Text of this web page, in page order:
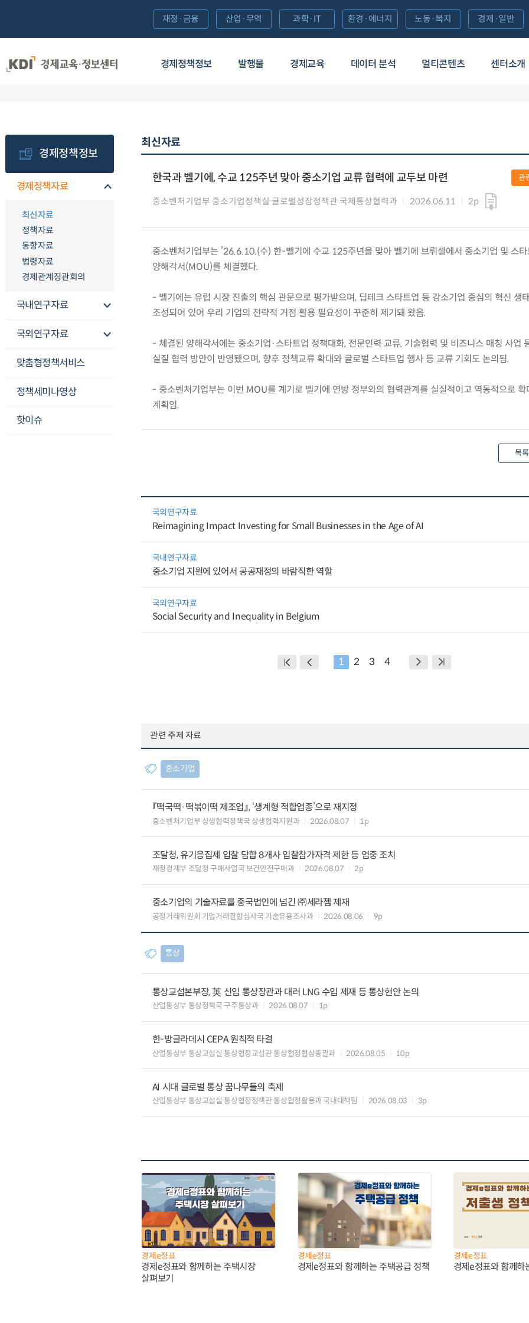
경제정책정보 발행물 경제교육 데이터 분석 멀티콘텐츠 센터소개
재정·금융 산업·무역 과학·IT 환경·에너지 노동·복지 경제·일반
경제정책정보
경제정책자료
최신자료
정책자료
동향자료
법령자료
경제관계장관회의
국내연구자료
국외연구자료
맞춤형정책서비스
정책세미나영상
핫이슈
최신자료
한국과 벨기에, 수교 125주년 맞아 중소기업 교류 협력에 교두보 마련
중소벤처기업부 중소기업정책실 글로벌성장정책관 국제통상협력과 2026.06.11 2p
관
중소벤처기업부는 ’26.6.10.(수) 한-벨기에 수교 125주년을 맞아 벨기에 브뤼셀에서 중소기업 및 스
양해각서(MOU)를 체결했다.
- 벨기에는 유럽 시장 진출의 핵심 관문으로 평가받으며, 딥테크 스타트업 등 강소기업 중심의 혁신 생
조성되어 있어 우리 기업의 전략적 거점 활용 필요성이 꾸준히 제기돼 왔음.
- 체결된 양해각서에는 중소기업·스타트업 정책대화, 전문인력 교류, 기술협력 및 비즈니스 매칭 사업
실질 협력 방안이 반영됐으며, 향후 정책교류 확대와 글로벌 스타트업 행사 등 교류 기회도 논의됨.
- 중소벤처기업부는 이번 MOU를 계기로 벨기에 연방 정부와의 협력관계를 실질적이고 역동적으로 확
계획임.
목
국외연구자료
Reimagining Impact Investing for Small Businesses in the Age of AI
국내연구자료
중소기업 지원에 있어서 공공재정의 바람직한 역할
국외연구자료
Social Security and Inequality in Belgium
1 2 3 4
관련 주제 자료
중소기업
『떡국떡·떡볶이떡 제조업』, ‘생계형 적합업종’으로 재지정
중소벤처기업부 상생협력정책국 상생협력지원과 2026.08.07 1p
조달청, 유기응집제 입찰 담합 8개사 입찰참가자격 제한 등 엄중 조치
재정경제부 조달청 구매사업국 보건안전구매과 2026.08.07 2p
중소기업의 기술자료를 중국법인에 넘긴 ㈜세라젬 제재
공정거래위원회 기업거래결합심사국 기술유용조사과 2026.08.06 9p
통상
통상교섭본부장, 英 신임 통상장관과 대러 LNG 수입 제재 등 통상현안 논의
산업통상부 통상정책국 구주통상과 2026.08.07 1p
한-방글라데시 CEPA 원칙적 타결
산업통상부 통상교섭실 통상협정교섭관 통상협정협상총괄과 2026.08.05 10p
AI 시대 글로벌 통상 꿈나무들의 축제
산업통상부 통상교섭실 통상협정정책관 통상협정활용과 국내대책팀 2026.08.03 3p
경제e정표
경제e정표와 함께하는 주택시장
살펴보기
경제e정표
경제e정표와 함께하는 주택공급 정책
경제e정표
경제e정표와 함께하